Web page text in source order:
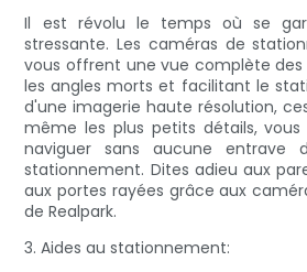
Il est révolu le temps où se
stressante. Les caméras de
vous offrent une vue complète des
les angles morts et facilitant le
d'une imagerie haute résolution,
même les plus petits détails,
naviguer sans aucune entrave
stationnement. Dites adieu aux
aux portes rayées grâce aux
de Realpark.
3. Aides au stationnement: